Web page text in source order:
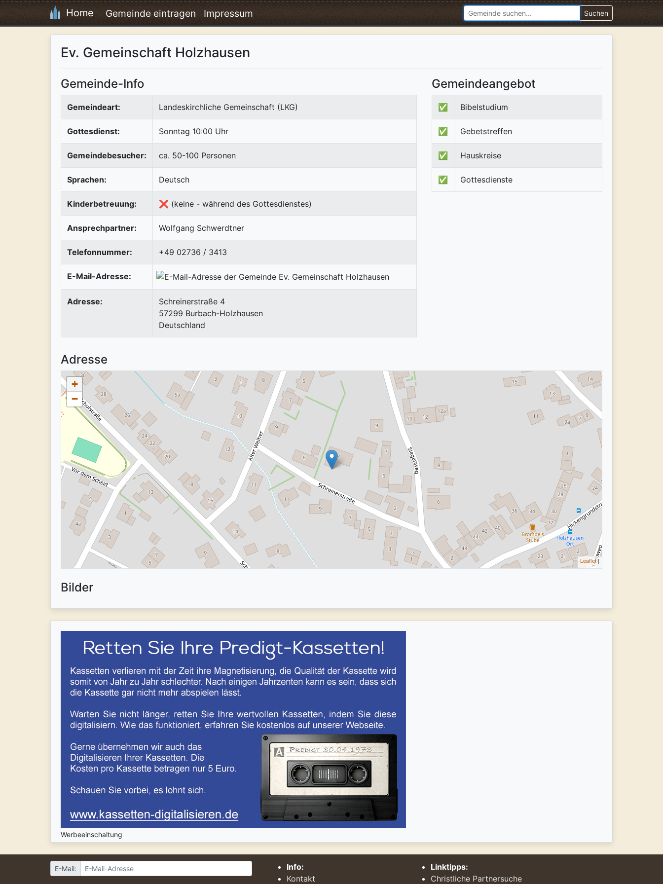
Home Gemeinde eintragen Impressum Suchen
Ev. Gemeinschaft Holzhausen
Gemeinde-Info
Gemeindeart: Landeskirchliche Gemeinschaft (LKG)
Gottesdienst: Sonntag 10:00 Uhr
Gemeindebesucher: ca. 50-100 Personen
Sprachen: Deutsch
Kinderbetreuung: ❌ (keine - während des Gottesdienstes)
Ansprechpartner: Wolfgang Schwerdtner
Telefonnummer: +49 02736 / 3413
E-Mail-Adresse:
Adresse:
Schreinerstraße 4
57299 Burbach-Holzhausen
Deutschland
Gemeindeangebot
✅ Bibelstudium
✅ Gebetstreffen
✅ Hauskreise
✅ Gottesdienste
Adresse
+
−
Leaflet|
Bilder
Werbeeinschaltung
E-Mail:
Info:
Kontakt
Linktipps:
Christliche Partnersuche